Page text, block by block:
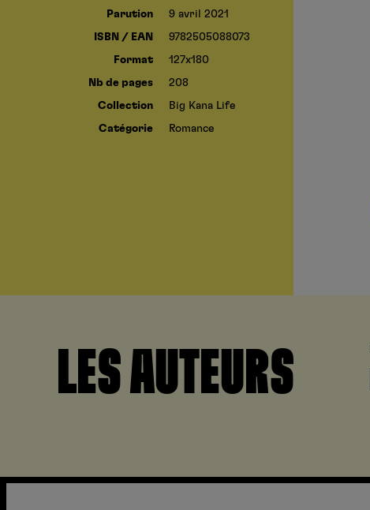
Parution 9 avril 2021
ISBN / EAN 9782505088073
Format 127x180
Nb de pages 208
Collection Big Kana Life
Catégorie Romance
LES AUTEURS